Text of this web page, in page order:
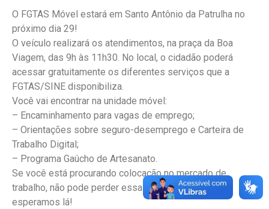
O FGTAS Móvel estará em Santo Antônio da Patrulha no
próximo dia 29!
O veículo realizará os atendimentos, na praça da Boa
Viagem, das 9h às 11h30. No local, o cidadão poderá
acessar gratuitamente os diferentes serviços que a
FGTAS/SINE disponibiliza.
Você vai encontrar na unidade móvel:
– Encaminhamento para vagas de emprego;
– Orientações sobre seguro-desemprego e Carteira de
Trabalho Digital;
– Programa Gaúcho de Artesanato.
Se você está procurando colocação no mercado de
trabalho, não pode perder essa oportunidade. Te
esperamos lá!